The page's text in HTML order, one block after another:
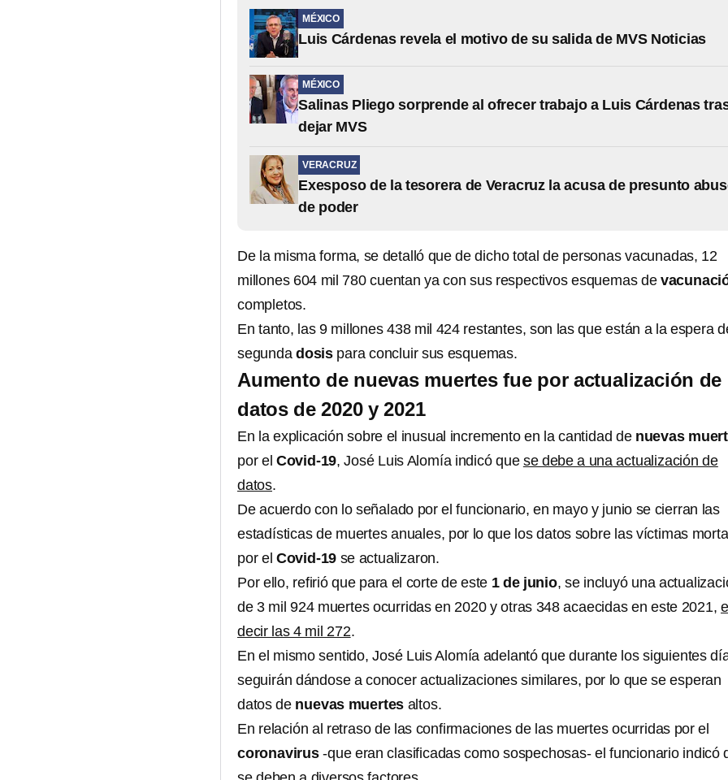
MÉXICO
Luis Cárdenas revela el motivo de su salida de MVS Noticias
MÉXICO
Salinas Pliego sorprende al ofrecer trabajo a Luis Cárdenas
dejar MVS
VERACRUZ
Exesposo de la tesorera de Veracruz la acusa de presunto
de poder
De la misma forma, se detalló que de dicho total de personas vacunadas, 12
millones 604 mil 780 cuentan ya con sus respectivos esquemas de
completos.
En tanto, las 9 millones 438 mil 424 restantes, son las que están a la espera
segunda dosis para concluir sus esquemas.
Aumento de nuevas muertes fue por actualización de
datos de 2020 y 2021
En la explicación sobre el inusual incremento en la cantidad de nuevas
por el Covid-19, José Luis Alomía indicó que se debe a una actualización de
datos.
De acuerdo con lo señalado por el funcionario, en mayo y junio se cierran las
estadísticas de muertes anuales, por lo que los datos sobre las víctimas
por el Covid-19 se actualizaron.
Por ello, refirió que para el corte de este 1 de junio, se incluyó una
de 3 mil 924 muertes ocurridas en 2020 y otras 348 acaecidas en este 2021,
decir las 4 mil 272.
En el mismo sentido, José Luis Alomía adelantó que durante los siguientes
seguirán dándose a conocer actualizaciones similares, por lo que se esperan
datos de nuevas muertes altos.
En relación al retraso de las confirmaciones de las muertes ocurridas por el
coronavirus-que eran clasificadas como sospechosas- el funcionario indicó